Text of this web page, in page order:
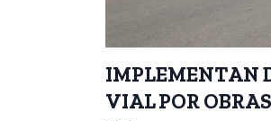
IMPLEMENTAN
VIAL POR